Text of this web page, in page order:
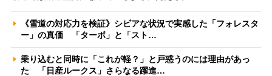
《雪道の対応力を検証》シビアな状況で実感した「フォレスタ
ー」の真価 「ターボ」と「スト…
乗り込むと同時に「これが軽？」と戸惑うのには理由があっ
た 「日産ルークス」さらなる躍進…